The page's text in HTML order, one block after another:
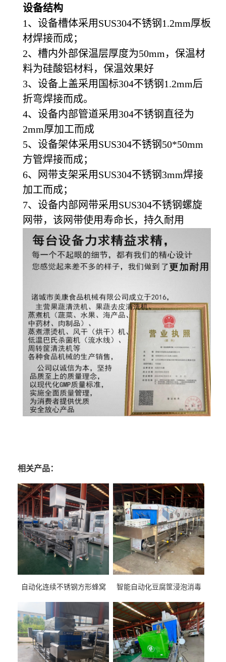
设备结构
1、设备槽体采用SUS304不锈钢1.2mm厚板
材焊接而成；
2、槽内外部保温层厚度为50mm，保温材
料为硅酸铝材料，保温效果好
3、设备上盖采用国标304不锈钢1.2mm后
折弯焊接而成。
4、设备内部管道采用304不锈钢直径为
2mm厚加工而成
5、设备架体采用SUS304不锈钢50*50mm
方管焊接而成；
6、网带支架采用SUS304不锈钢3mm焊接
加工而成；
7、设备内部网带采用SUS304不锈钢螺旋
网带，该网带使用寿命长，持久耐用
相关产品：
自动化连续不锈钢方形蜂窝
蒸煮设备
智能自动化豆腐筐浸泡消毒
刷洗设备